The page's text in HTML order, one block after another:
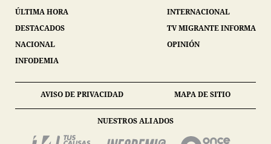
ÚLTIMA HORA
DESTACADOS
NACIONAL
INFODEMIA
INTERNACIONAL
TV MIGRANTE INFORMA
OPINIÓN
AVISO DE PRIVACIDAD MAPA DE SITIO
NUESTROS ALIADOS